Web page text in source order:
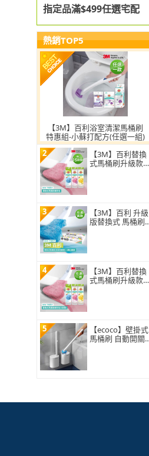
指定品滿$499任選宅配
熱銷TOP5
【3M】百利浴室清潔馬桶刷
特惠組-小蘇打配方(任選一組)
2
【3M】百利替換
式馬桶刷升級款
3
【3M】百利 升級
版替換式 馬桶刷
4
【3M】百利替換
式馬桶刷升級款
5
【ecoco】壁掛式
馬桶刷 自動開關